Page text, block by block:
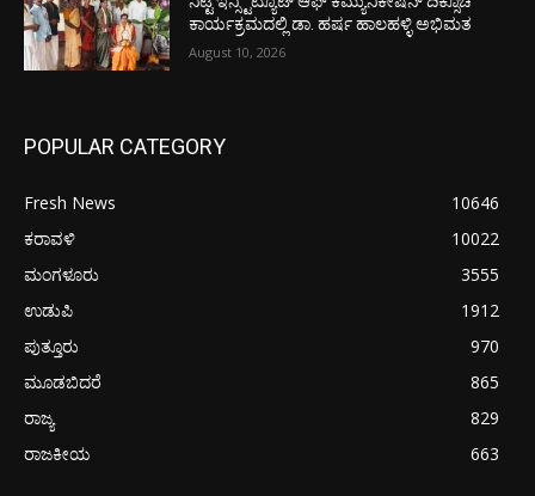
ಕಾರ್ಯಕ್ರಮದಲ್ಲಿ ಡಾ. ಹರ್ಷ ಹಾಲಹಳ್ಳಿ ಅಭಿಮತ
August 10, 2026
POPULAR CATEGORY
Fresh News
10646
ಕರಾವಳಿ
10022
ಮಂಗಳೂರು
3555
ಉಡುಪಿ
1912
ಪುತ್ತೂರು
970
ಮೂಡಬಿದರೆ
865
ರಾಜ್ಯ
829
ರಾಜಕೀಯ
663